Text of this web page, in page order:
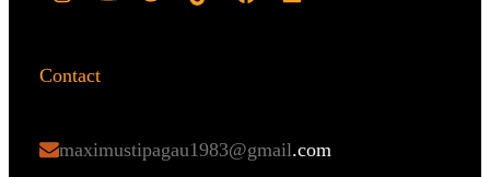
Contact
maximustipagau1983@gmail.com